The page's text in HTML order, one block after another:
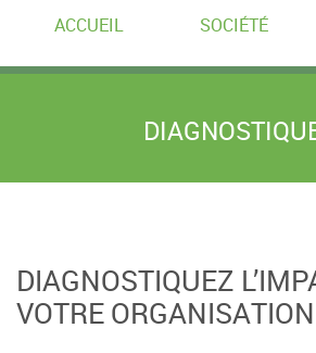
ACCUEIL SOCIÉTÉ
DIAGNOSTIQUEZ
VOTRE ORGANISATION